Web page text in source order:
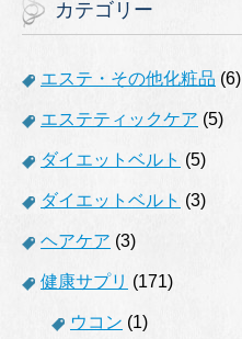
カテゴリー
エステ・その他化粧品 (6)
エステティックケア (5)
ダイエットベルト (5)
ダイエットベルト (3)
ヘアケア (3)
健康サプリ (171)
ウコン (1)